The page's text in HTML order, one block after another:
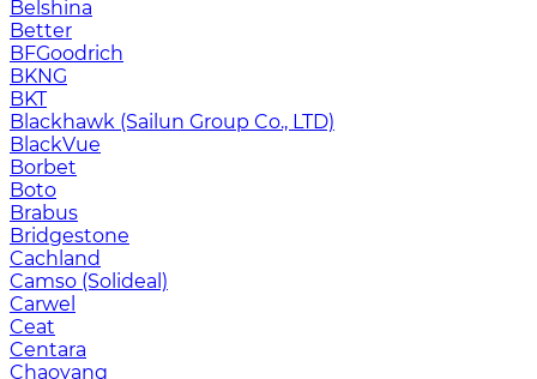
Belshina
Better
BFGoodrich
BKNG
BKT
Blackhawk (Sailun Group Co., LTD)
BlackVue
Borbet
Boto
Brabus
Bridgestone
Cachland
Camso (Solideal)
Carwel
Ceat
Centara
Chaoyang